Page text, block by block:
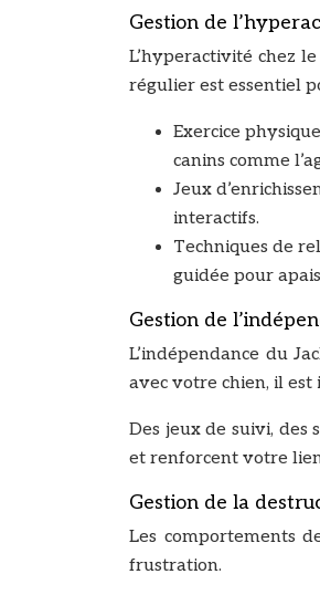
Gestion de
L’hyperactivité chez
régulier est essentiel
Exercice
canins comme
Jeux
interactifs.
Techniques de
guidée pour
Gestion de
L’indépendance du
avec votre chien, il
Des jeux de suivi, des
et renforcent votre
Gestion de la
Les comportements
frustration.